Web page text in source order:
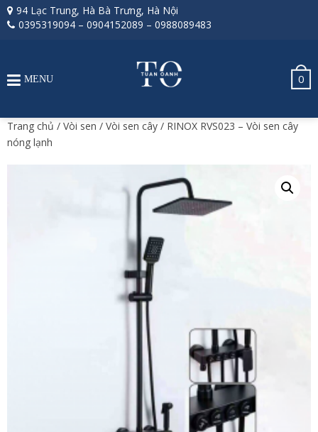
94 Lạc Trung, Hà Bà Trưng, Hà Nội
0395319094 – 0904152089 – 0988089483
0
MENU
Trang chủ / Vòi sen / Vòi sen cây / RINOX RVS023 – Vòi sen cây
nóng lạnh